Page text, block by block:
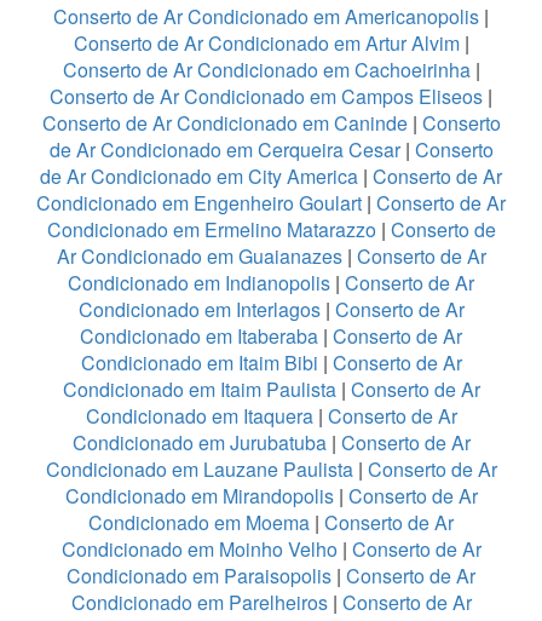
Conserto de Ar Condicionado em Americanopolis |
Conserto de Ar Condicionado em Artur Alvim |
Conserto de Ar Condicionado em Cachoeirinha|
Conserto de Ar Condicionado em Campos Eliseos |
Conserto de Ar Condicionado em Caninde| Conserto
de Ar Condicionado em Cerqueira Cesar| Conserto
de Ar Condicionado em City America | Conserto de Ar
Condicionado em Engenheiro Goulart | Conserto de Ar
Condicionado em Ermelino Matarazzo | Conserto de
Ar Condicionado em Guaianazes| Conserto de Ar
Condicionado em Indianopolis | Conserto de Ar
Condicionado em Interlagos| Conserto de Ar
Condicionado em Itaberaba | Conserto de Ar
Condicionado em Itaim Bibi | Conserto de Ar
Condicionado em Itaim Paulista | Conserto de Ar
Condicionado em Itaquera| Conserto de Ar
Condicionado em Jurubatuba| Conserto de Ar
Condicionado em Lauzane Paulista | Conserto de Ar
Condicionado em Mirandopolis| Conserto de Ar
Condicionado em Moema | Conserto de Ar
Condicionado em Moinho Velho | Conserto de Ar
Condicionado em Paraisopolis | Conserto de Ar
Condicionado em Parelheiros| Conserto de Ar